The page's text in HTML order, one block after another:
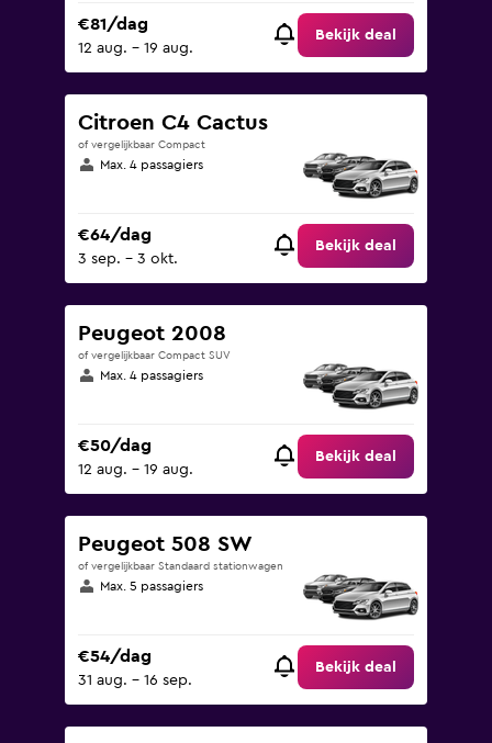
€81/dag
12 aug. - 19 aug.
Bekijk deal
Citroen C4 Cactus
of vergelijkbaar Compact
Max. 4 passagiers
€64/dag
3 sep. - 3 okt.
Bekijk deal
Peugeot 2008
of vergelijkbaar Compact SUV
Max. 4 passagiers
€50/dag
12 aug. - 19 aug.
Bekijk deal
Peugeot 508 SW
of vergelijkbaar Standaard stationwagen
Max. 5 passagiers
€54/dag
31 aug. - 16 sep.
Bekijk deal